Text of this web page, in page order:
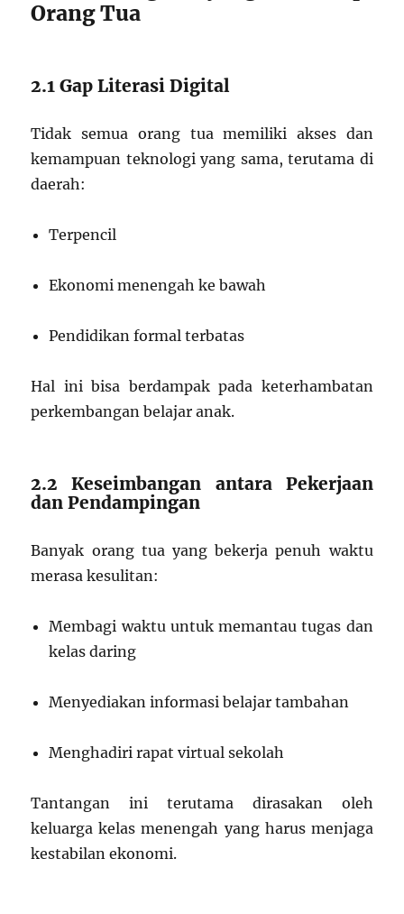
Orang Tua
2.1 Gap Literasi Digital
Tidak semua orang tua memiliki akses dan
kemampuan teknologi yang sama, terutama di
daerah:
Terpencil
Ekonomi menengah ke bawah
Pendidikan formal terbatas
Hal ini bisa berdampak pada keterhambatan
perkembangan belajar anak.
2.2 Keseimbangan antara Pekerjaan
dan Pendampingan
Banyak orang tua yang bekerja penuh waktu
merasa kesulitan:
Membagi waktu untuk memantau tugas dan
kelas daring
Menyediakan informasi belajar tambahan
Menghadiri rapat virtual sekolah
Tantangan ini terutama dirasakan oleh
keluarga kelas menengah yang harus menjaga
kestabilan ekonomi.